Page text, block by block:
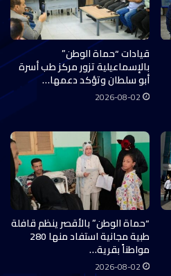
قيادات “حماة الوطن”
بالإسماعيلية تزور مركز طب أسرة
أبو سلطان وتؤكد دعمها…
2026-08-02
“حماة الوطن” بالأقصر ينظم قافلة
طبية مجانية استفاد منها 280
مواطناً بقرية…
2026-08-02